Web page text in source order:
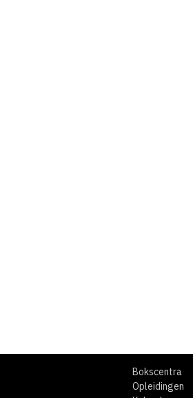
Bokscentra
Opleidingen